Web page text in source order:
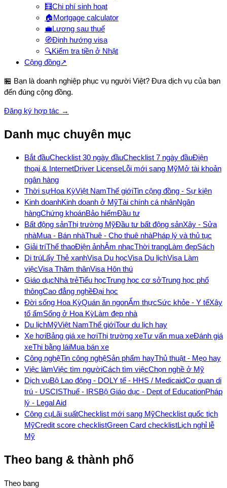
🧮Chi phí sinh hoạt
🏠Mortgage calculator
💼Lương sau thuế
🧭Định hướng visa
🔍Kiểm tra tiền ở Nhật
Cộng đồng↗
🏪 Bạn là doanh nghiệp phục vụ người Việt? Đưa dịch vụ của bạn
đến đúng cộng đồng.
Đăng ký hợp tác →
Danh mục chuyên mục
Bắt đầuChecklist 30 ngày đầuChecklist 7 ngày đầuĐiện
thoại & InternetDriver LicenseLỗi mới sang MỹMở tài khoản
ngân hàng
Thời sựHoa KỳViệt NamThế giớiTin cộng đồng - Sự kiện
Kinh doanhKinh doanh ở MỹTài chính cá nhânNgân
hàngChứng khoánBảo hiểmĐầu tư
Bất động sảnThị trường MỹĐầu tư bất động sảnXây - Sửa
nhàMua - Bán nhàThuê - Cho thuê nhàPháp lý và thủ tục
Giải tríThể thaoĐiện ảnhÂm nhạcThời trangLàm đẹpSách
Di trúLấy Thẻ xanhVisa Du họcVisa Du lịchVisa Làm
việcVisa Thăm thânVisa Hôn thú
Giáo dụcNhà trẻTiểu họcTrung học cơ sởTrung học phổ
thôngCao đẳng nghềĐại học
Đời sống Hoa KỳQuán ăn ngonẨm thựcSức khỏe - Y tếXây
tổ ấmSống ở Hoa KỳLàm đẹp nhà
Du lịchMỹViệt NamThế giớiTour du lịch hay
Xe hơiBảng giá xe hơiThị trường xeTư vấn mua xeĐánh giá
xeThi bằng láiMua bán xe
Công nghệTin công nghệSản phẩm hayThủ thuật - Mẹo hay
Việc làmViệc tìm ngườiCách tìm việcChọn nghề ở Mỹ
Dịch vụBộ Lao động - DOLY tế - HHS / MedicaidCơ quan di
trú - USCISThuế - IRSBộ Giáo dục - Dept of EducationPháp
lý - Legal Aid
Công cụLãi suấtChecklist mới sang MỹChecklist quốc tịch
MỹCredit score checklistGreen Card checklistLịch nghỉ lễ
Mỹ
Theo bang & thành phố
Theo bang